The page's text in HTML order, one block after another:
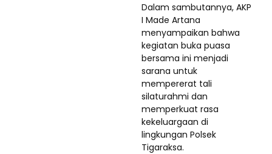
Dalam sambutannya, AKP
I Made Artana
menyampaikan bahwa
kegiatan buka puasa
bersama ini menjadi
sarana untuk
mempererat tali
silaturahmi dan
memperkuat rasa
kekeluargaan di
lingkungan Polsek
Tigaraksa.